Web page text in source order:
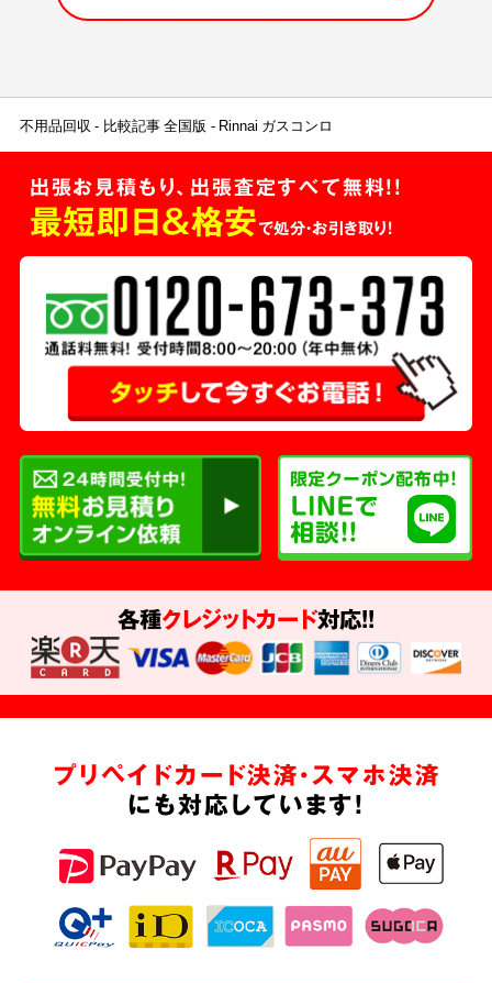
不用品回収 比較記事 全国版 Rinnai ガスコンロ
出張お見積もり、出張査定すべて無料!!
最短即日＆格安で処分・お引き取り！
各種クレジットカード対応!!
プリペイドカード決済・スマホ決済
にも対応しています!